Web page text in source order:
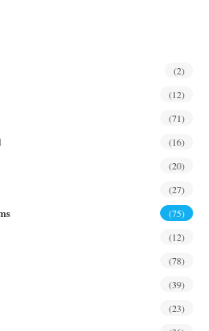
(2)
(12)
(71)
(16)
(20)
(27)
(75)
(12)
(78)
(39)
(23)